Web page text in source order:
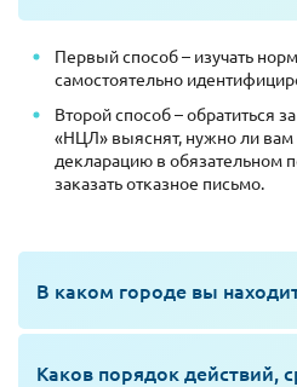
Первый способ – изучать
самостоятельно
Второй способ – обратиться
«НЦЛ» выяснят, нужно ли
декларацию в обязательном
заказать отказное письмо.
В каком городе вы
Каков порядок действий,